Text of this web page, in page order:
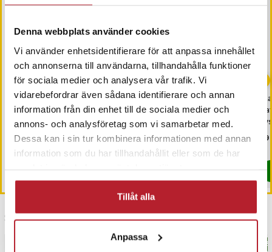
Denna webbplats använder cookies
Vi använder enhetsidentifierare för att anpassa innehållet
och annonserna till användarna, tillhandahålla funktioner
för sociala medier och analysera vår trafik. Vi
vidarebefordrar även sådana identifierare och annan
information från din enhet till de sociala medier och
annons- och analysföretag som vi samarbetar med.
Dessa kan i sin tur kombinera informationen med annan
information som du har tillhandahållit eller som de har
Tillåt alla
Anpassa
-27%
Green Cell AGM Batteri
12V 7.2Ah
Nuvarande pris :
249 kr Tidigare pris 339 kr
249 kr 339 kr
Just nu har vi bara 3 kvar av denna produkt
-25%
Green Cell AGM Batteri
12V 10Ah
Nuvarande pris:
299 krTidigare pris 399 kr
299 kr 399 kr
I lager, levereras inom 1-2 vardagar
Senast besökta
BÄSTSÄLJARE